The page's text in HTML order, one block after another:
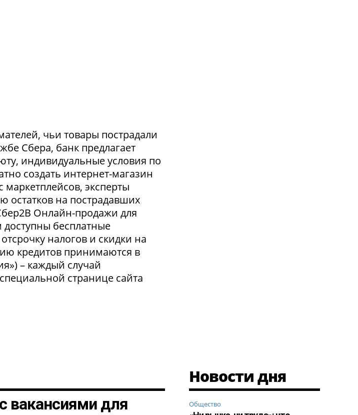
чьи товары пострадали
Сбера, банк предлагает
индивидуальные условия по
создать интернет-магазин
эксперты
остатков на пострадавших
Онлайн-продажи для
бесплатные
налогов и скидки на
кредитов принимаются в
– каждый случай
странице сайта
Новости дня
Общество
вакансиями для